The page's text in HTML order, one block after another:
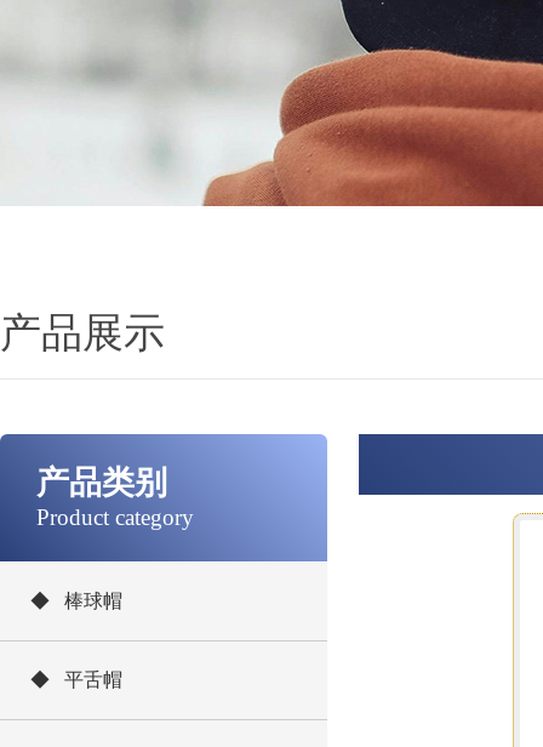
产品展示
产品类别
Product category
◆ 棒球帽
◆ 平舌帽